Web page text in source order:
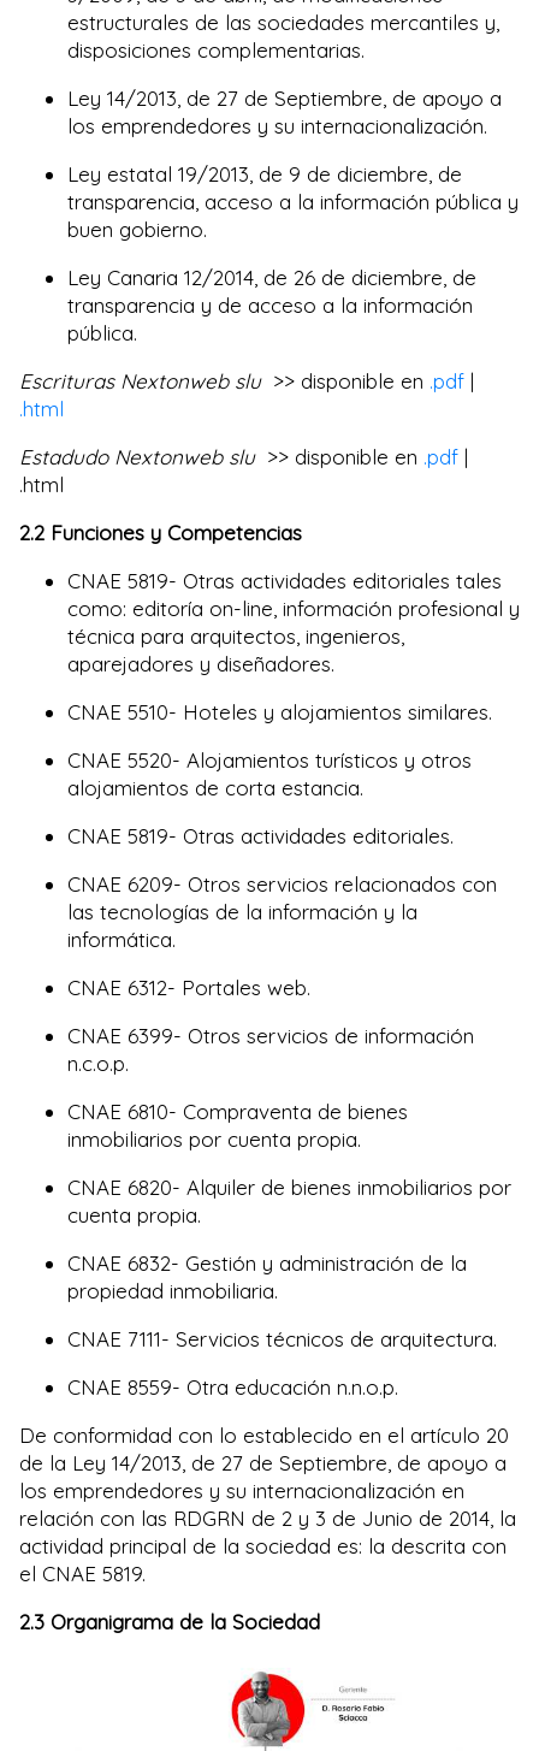
estructurales de las sociedades mercantiles y,
disposiciones complementarias.
Ley 14/2013, de 27 de Septiembre, de apoyo a
los emprendedores y su internacionalización.
Ley estatal 19/2013, de 9 de diciembre, de
transparencia, acceso a la información pública y
buen gobierno.
Ley Canaria 12/2014, de 26 de diciembre, de
transparencia y de acceso a la información
pública.
Escrituras Nextonweb slu>> disponible en .pdf |
.html
Estadudo Nextonweb slu>> disponible en .pdf |
.html
2.2 Funciones y Competencias
CNAE 5819- Otras actividades editoriales tales
como: editoría on-line, información profesional y
técnica para arquitectos, ingenieros,
aparejadores y diseñadores.
CNAE 5510- Hoteles y alojamientos similares.
CNAE 5520- Alojamientos turísticos y otros
alojamientos de corta estancia.
CNAE 5819- Otras actividades editoriales.
CNAE 6209- Otros servicios relacionados con
las tecnologías de la información y la
informática.
CNAE 6312- Portales web.
CNAE 6399- Otros servicios de información
n.c.o.p.
CNAE 6810- Compraventa de bienes
inmobiliarios por cuenta propia.
CNAE 6820- Alquiler de bienes inmobiliarios por
cuenta propia.
CNAE 6832- Gestión y administración de la
propiedad inmobiliaria.
CNAE 7111- Servicios técnicos de arquitectura.
CNAE 8559- Otra educación n.n.o.p.
De conformidad con lo establecido en el artículo 20
de la Ley 14/2013, de 27 de Septiembre, de apoyo a
los emprendedores y su internacionalización en
relación con las RDGRN de 2 y 3 de Junio de 2014, la
actividad principal de la sociedad es: la descrita con
el CNAE 5819.
2.3 Organigrama de la Sociedad